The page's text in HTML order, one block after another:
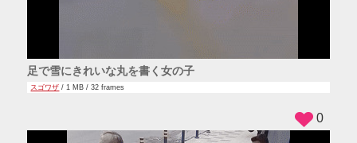
足で雪にきれいな丸を書く女の子
スゴワザ / 1 MB / 32 frames
0